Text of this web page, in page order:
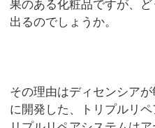
果のある化粧品ですが、
出るのでしょうか。
その理由はディセンシア
に開発した、トリプルリ